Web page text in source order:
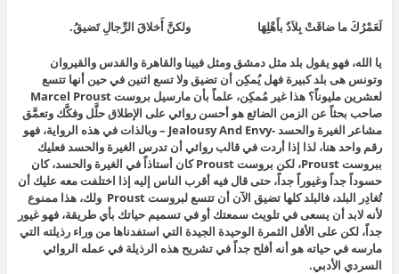
لَعَمْرُكَ ما ضاقَتْ بِلاَدٌ بأَهْلِهَا ولكنَّ أَخلاقَ الرِّجالِ تَضيقُ.
يا الله، فهو يقول بلد مثل دمشق ومثل فيينا والقاهرة والقدس والقيروان
وتونس هى بلد كبيرة فهل يُمكِن أن تضيق ولا تسع اثنين في حين أنها تتسع
لعشرين مليوناً؟ هذا غير مُمكِن، علماً بأن مارسيل بروست Marcel Proust
صاحب بحثاً عن الزمن الضائع هو أحسن روائي على الإطلاق حلَّل وفكَّك وتعمَّق
مشاعر الغيرة والحسد -Jealousy And Envy – وبالذات في هذه الرواية، فهو
رقم واحد هنا، لذا إذا أردت في قالب روائي أن تدرس الغيرة والحسد فعليك
ببروست Proust، لكن بروست Proust كان أستاذاً في الغيرة والحسد، كان
حسوداً جداً وغيوراً جداً، حتى قال فيه أقرب الناس إليه إذا اختلفت معه عليك أن
تُغادِر البلد، فالبلد كلها تضيق الآن أن تتسع لبروست Proust ولك، هذا ممنوع
لأنه لابد أن يسعى في تلويث سمعتك أو في تسميم حياتك بأي طريقة، فهو غيور
جداً، لكن على الأقل الثمرة الوحيدة الجيدة التي استفدناها من وراء رذيلته التي
مارسه في حياته هو أنه أفلح جداً في تشريح هذه الرذيلة في عمله الروائي
السردي الأدبي.